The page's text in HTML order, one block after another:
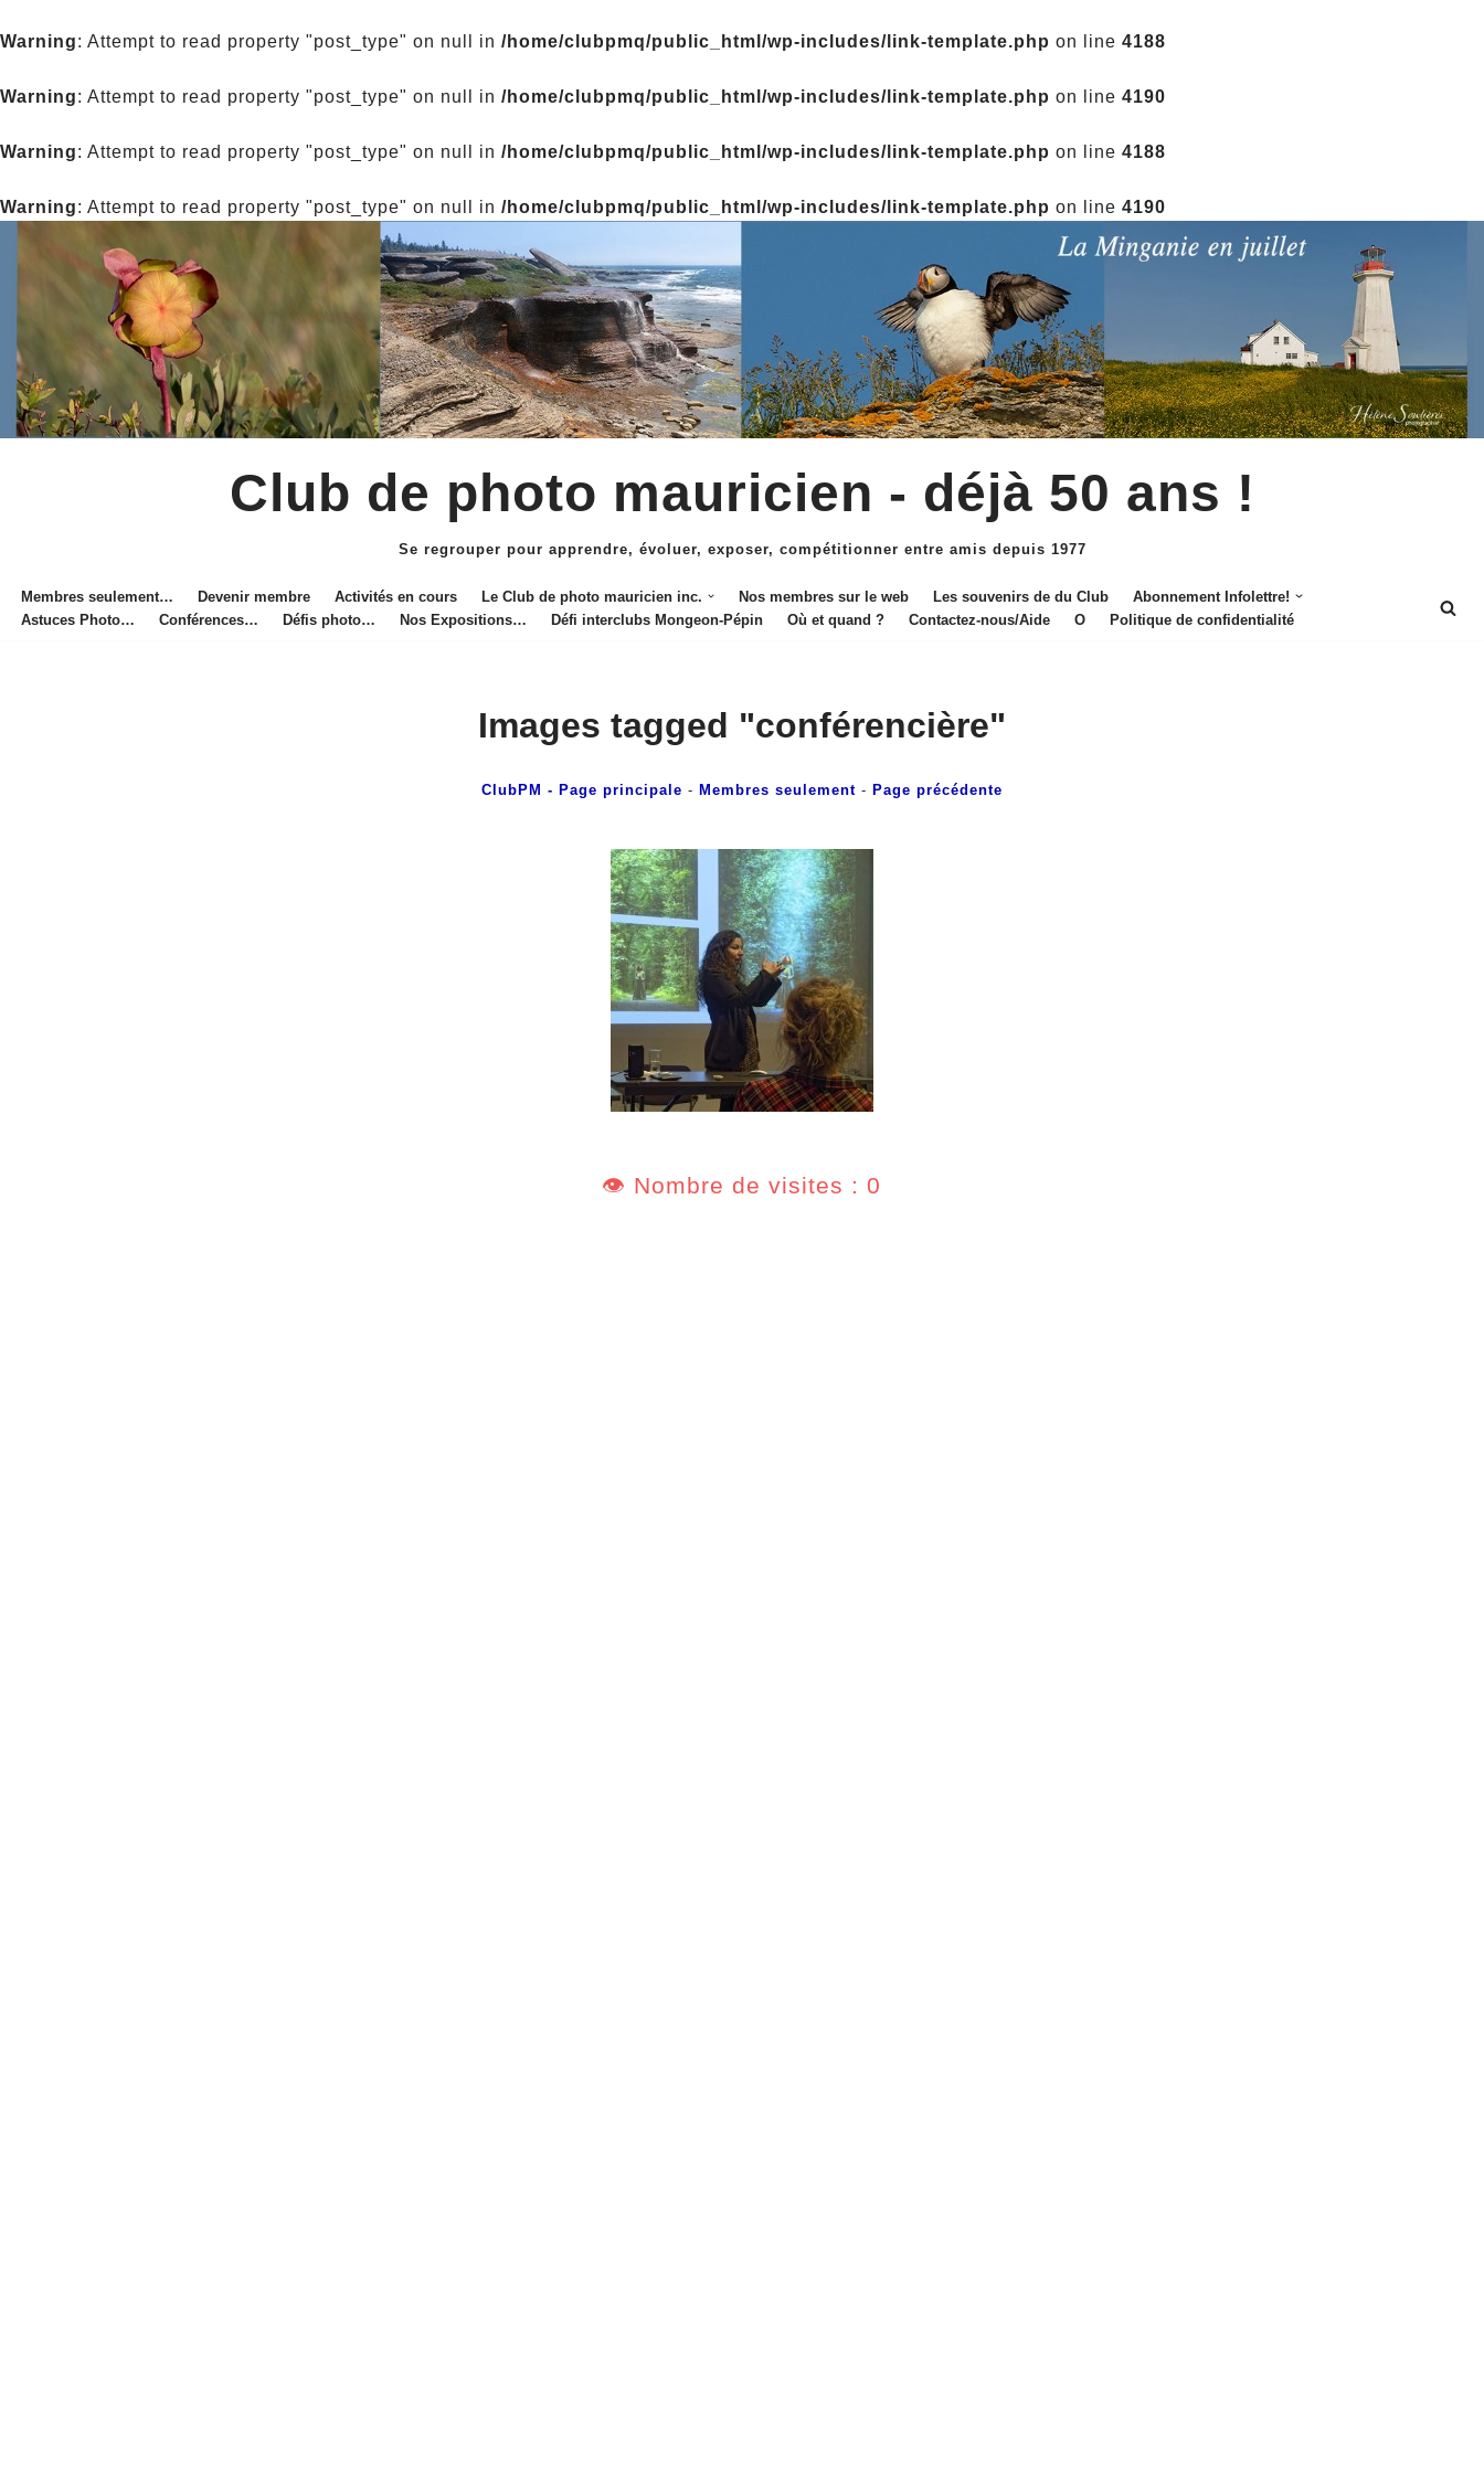
Warning: Attempt to read property "post_type" on null in /home/clubpmq/public_html/wp-includes/link-template.php on line 4188
Warning: Attempt to read property "post_type" on null in /home/clubpmq/public_html/wp-includes/link-template.php on line 4190
Warning: Attempt to read property "post_type" on null in /home/clubpmq/public_html/wp-includes/link-template.php on line 4188
Warning: Attempt to read property "post_type" on null in /home/clubpmq/public_html/wp-includes/link-template.php on line 4190
Club de photo mauricien - déjà 50 ans !
Se regrouper pour apprendre, évoluer, exposer, compétitionner entre amis depuis 1977
Membres seulement… Devenir membre Activités en cours Le Club de photo mauricien inc. Nos membres sur le web Les souvenirs de du Club
Abonnement Infolettre!
Astuces Photo…
Conférences… Défis photo… Nos Expositions… Défi interclubs Mongeon-Pépin Où et quand ? Contactez-nous/Aide O Politique de confidentialité
Images tagged "conférencière"
ClubPM - Page principale - Membres seulement- Page précédente
👁️ Nombre de visites : 0